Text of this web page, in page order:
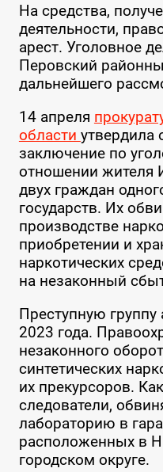
На средства,
деятельности,
арест. Уголовное
Перовский
дальнейшего
14 апреля
области утвердила
заключение по
отношении жителя
двух граждан
государств. Их
производстве
приобретении и
наркотических
на незаконный
Преступную группу
2023 года.
незаконного
синтетических
их прекурсоров.
следователи,
лабораторию в
расположенных в
городском округе.